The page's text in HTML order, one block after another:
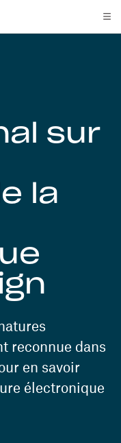
sur
la
reconnue dans
en savoir
électronique